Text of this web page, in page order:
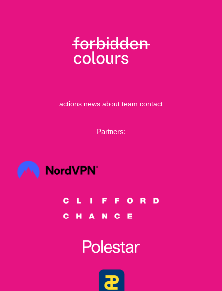
actions news about team contact
Partners: